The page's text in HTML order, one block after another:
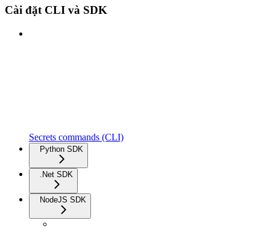
Cài đặt CLI và SDK
Secrets commands (CLI)
Python SDK
.Net SDK
NodeJS SDK